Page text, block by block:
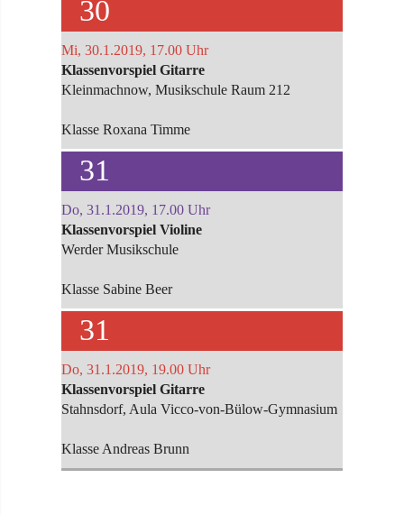
30
Mi, 30.1.2019, 17.00 Uhr
Klassenvorspiel Gitarre
Kleinmachnow, Musikschule Raum 212
Klasse Roxana Timme
31
Do, 31.1.2019, 17.00 Uhr
Klassenvorspiel Violine
Werder Musikschule
Klasse Sabine Beer
31
Do, 31.1.2019, 19.00 Uhr
Klassenvorspiel Gitarre
Stahnsdorf, Aula Vicco-von-Bülow-Gymnasium
Klasse Andreas Brunn